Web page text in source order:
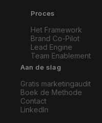
Proces
Het Framework
Brand Co-Pilot
Lead Engine
Team Enablement
Aan de slag
Gratis marketingaudit
Boek de Methode
Contact
LinkedIn